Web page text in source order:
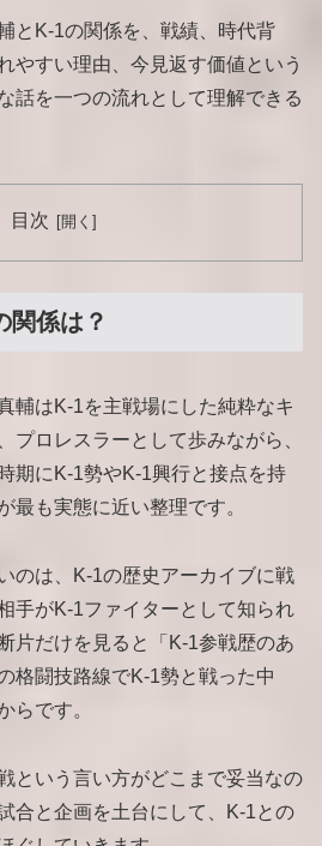
とK-1の関係を、戦績、時代背
やすい理由、今見返す価値という
話を一つの流れとして理解できる
目次
関係は？
輔はK-1を主戦場にした純粋なキ
プロレスラーとして歩みながら、
期にK-1勢やK-1興行と接点を持
最も実態に近い整理です。
のは、K-1の歴史アーカイブに戦
手がK-1ファイターとして知られ
片だけを見ると「K-1参戦歴のあ
格闘技路線でK-1勢と戦った中
らです。
という言い方がどこまで妥当なの
合と企画を土台にして、K-1との